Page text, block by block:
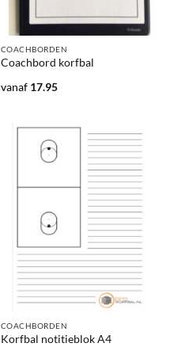
COACHBORDEN
Coachbord korfbal
vanaf 17.95
COACHBORDEN
Korfbal notitieblok A4